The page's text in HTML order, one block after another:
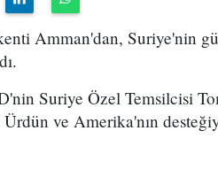
Amman'dan, Suriye'nin
Suriye Özel Temsilcisi
ve Amerika'nın